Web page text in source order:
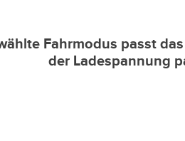
Fahrmodus passt
der Ladespannung